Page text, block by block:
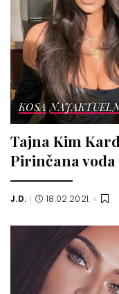
KOSA
Tajna Kim
Pirinčana voda
Posted
J.D. 18.02.2021.